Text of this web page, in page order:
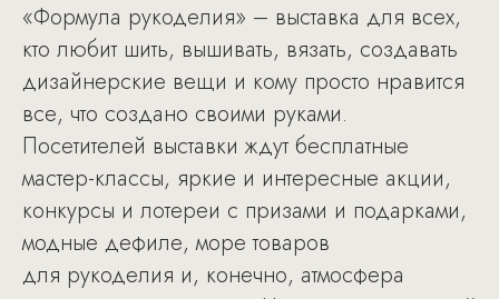
«Формула рукоделия» – выставка для всех,
кто любит шить, вышивать, вязать, создавать
дизайнерские вещи и кому просто нравится
все, что создано своими руками.
Посетителей выставки ждут бесплатные
мастер-классы, яркие и интересные акции,
конкурсы и лотереи с призами и подарками,
модные дефиле, море товаров
для рукоделия и, конечно, атмосфера